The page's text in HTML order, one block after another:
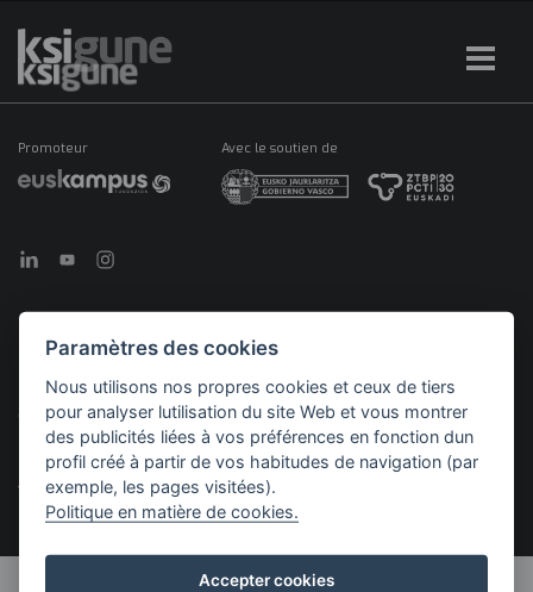
Promoteur Avec le soutien de
Menú
legales
Mentions
légales
Politique en matière de
cookies
Politique de
confidentialité
Paramètres des cookies
Nous utilisons nos propres cookies et ceux de tiers
pour analyser lutilisation du site Web et vous montrer
des publicités liées à vos préférences en fonction dun
profil créé à partir de vos habitudes de navigation (par
exemple, les pages visitées).
Politique en matière de cookies.
Accepter cookies